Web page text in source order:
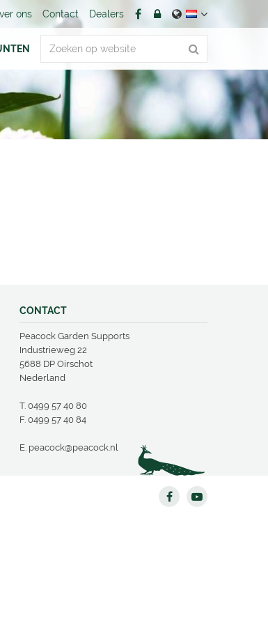
ons Contact Dealers
CONTACT
Peacock Garden Supports
Industrieweg 22
5688 DP Oirschot
Nederland
T. 0499 57 40 80
F. 0499 57 40 84
E. peacock@peacock.nl